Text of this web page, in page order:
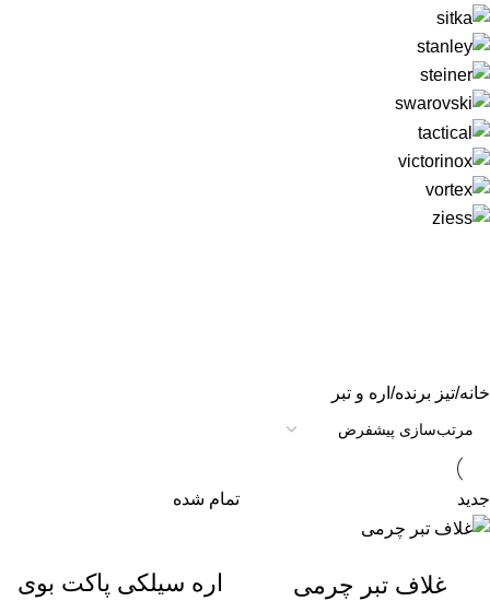
خانه تیز برنده اره و تبر
جدید
غلاف تبر چرمی
تمام شده
اره سیلکی پاکت بوی